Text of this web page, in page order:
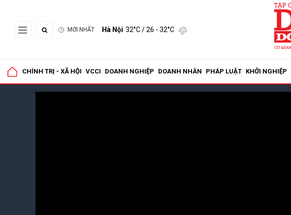
MỚI NHẤT Hà Nội 32°C/ 26 - 32°C
CHÍNH TRỊ - XÃ HỘI VCCI DOANH NGHIỆP DOANH NHÂN PHÁP LUẬT KHỞI NGHIỆP